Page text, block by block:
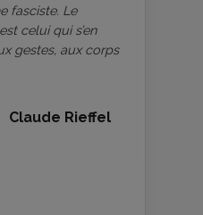
fasciste. Le
celui qui s’en
gestes, aux corps
Claude Rieffel